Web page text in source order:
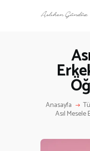
Anasayfa
Asıl Mesele
ANASAYFA
RÖPORTAJ
ANNE-
KÜLTÜR
İLETIŞIM